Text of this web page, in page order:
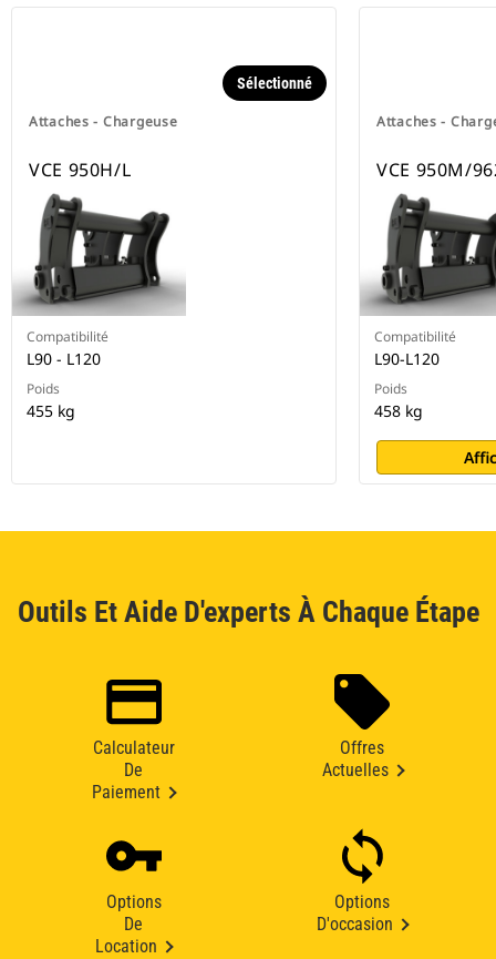
Attaches - Chargeuse
Sélectionné
VCE 950H/L
Compatibilité
L90 - L120
Poids
455 kg
Attaches -
VCE 950M/
Compatibilité
L90-L120
Poids
458 kg
Outils Et Aide D'experts À Chaque Étape
Calculateur
De
Paiement
Offres
Actuelles
Options
De
Location
Options
D'occasion